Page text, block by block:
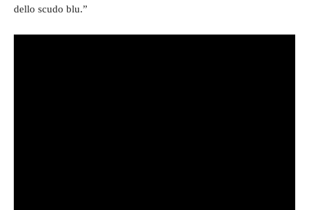
dello scudo blu.”